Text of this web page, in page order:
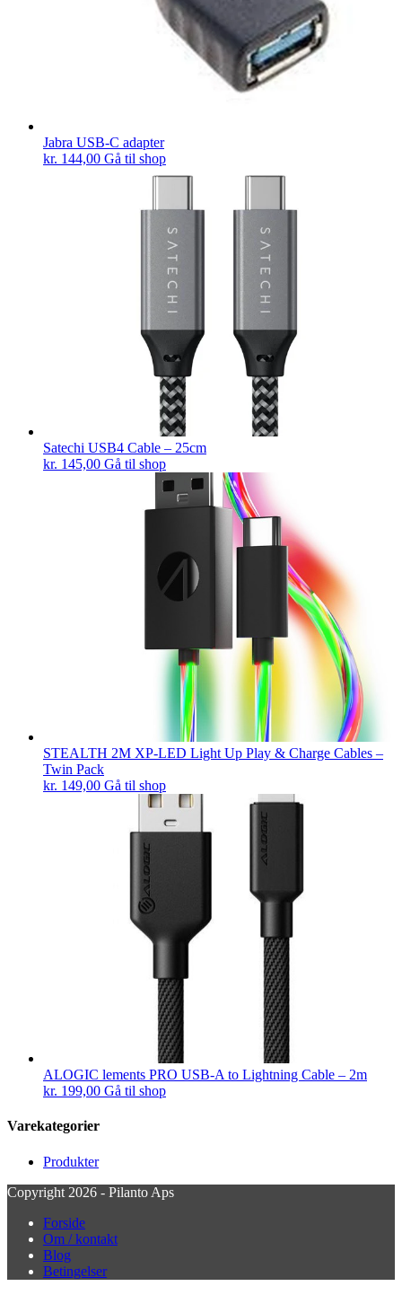
Jabra USB-C adapter
kr. 144,00 Gå til shop
Satechi USB4 Cable – 25cm
kr. 145,00 Gå til shop
STEALTH 2M XP-LED Light Up Play & Charge Cables –
Twin Pack
kr. 149,00 Gå til shop
ALOGIC lements PRO USB-A to Lightning Cable – 2m
kr. 199,00 Gå til shop
Varekategorier
Produkter
Copyright 2026 - Pilanto Aps
Forside
Om / kontakt
Blog
Betingelser